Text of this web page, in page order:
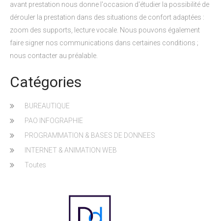
avant prestation nous donne l'occasion d'étudier la possibilité de
dérouler la prestation dans des situations de confort adaptées :
zoom des supports, lecture vocale. Nous pouvons également
faire signer nos communications dans certaines conditions ;
nous contacter au préalable.
Catégories
BUREAUTIQUE
PAO INFOGRAPHIE
PROGRAMMATION & BASES DE DONNEES
INTERNET & ANIMATION WEB
Toutes